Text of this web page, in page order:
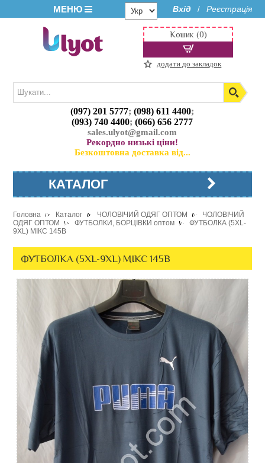
МЕНЮ Вхід / Реєстрація
(097) 201 5777;(098) 611 4400;
(093) 740 4400;(066) 656 2777
sales.ulyot@gmail.com
Рекордно низькі ціни!
Безкоштовна доставка від...
Кошик (0)
додати до закладок
КАТАЛОГ
Головна Каталог ЧОЛОВІЧИЙ ОДЯГ ОПТОМ
ЧОЛОВІЧИЙ
ОДЯГ ОПТОМ
ФУТБОЛКИ, БОРЦІВКИ оптом
ФУТБОЛКА (5XL-
9XL) МІКС 145B
ФУТБОЛКА (5XL-9XL) МІКС 145B